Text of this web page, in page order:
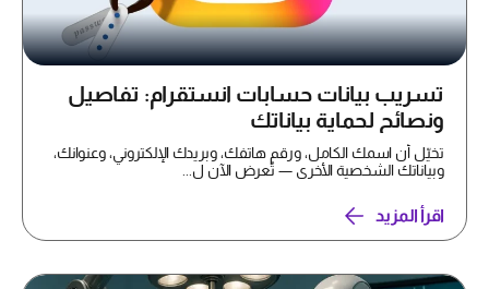
تسريب بيانات حسابات انستقرام: تفاصيل
ونصائح لحماية بياناتك
تخيّل أن اسمك الكامل، ورقم هاتفك، وبريدك الإلكتروني، وعنوانك،
وبياناتك الشخصية الأخرى — تُعرض الآن ل...
اقرأ المزيد